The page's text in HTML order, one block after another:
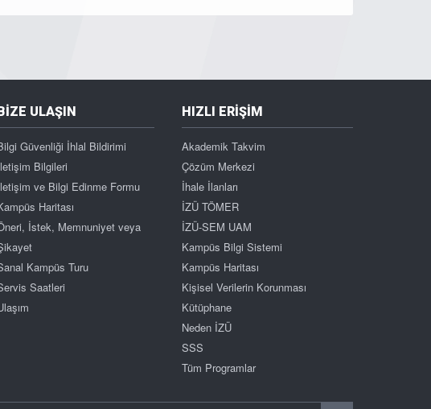
ULAŞIN
Güvenliği İhlal Bildirimi
Bilgileri
ve Bilgi Edinme Formu
Haritası
İstek, Memnuniyet veya
Kampüs Turu
Saatleri
HIZLI ERİŞİM
Akademik Takvim
Çözüm Merkezi
İhale İlanları
İZÜ TÖMER
İZÜ-SEM UAM
Kampüs Bilgi Sistemi
Kampüs Haritası
Kişisel Verilerin Korunması
Kütüphane
Neden İZÜ
SSS
Tüm Programlar